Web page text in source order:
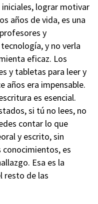
lograr motivar
años de vida, es una
y
y no verla
eficaz. Los
y tabletas para leer y
años era impensable.
es esencial.
si tú no lees, no
contar lo que
y escrito, sin
es
Esa es la
resto de las